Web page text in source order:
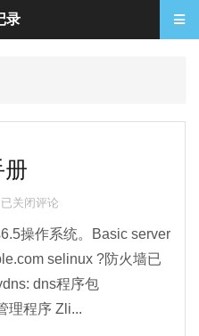
开源mydns配置手册
已关闭评论
操作系统。Basic server
selinux ?防火墙已
dns程序包
理程序 Zli...
录